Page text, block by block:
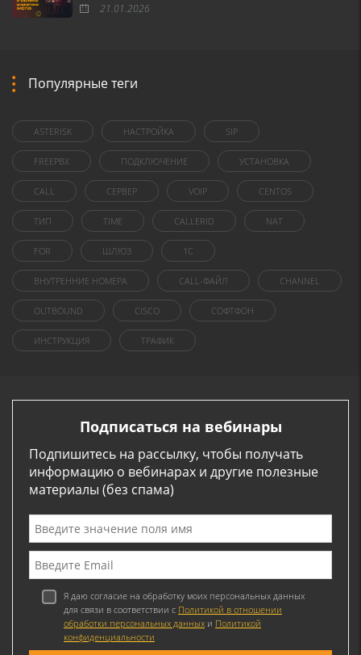
21.01.2026
Популярные теги
ASTERISK НАСТРОЙКА SIP
FREEPBX ПОДКЛЮЧЕНИЕ УСТАНОВКА
CALL СЕРВЕР VOIP CENTOS
ТИП TIME CALLERID NAT
FOR ШЛЮЗ 1C
ВНУТРЕННИЕ НОМЕРА CALL-ФАЙЛ CHANNEL
OUTBOUND CISCO СОФТФОН
ИНСТРУКЦИЯ ТРАФИК
Подписаться на вебинары
Подпишитесь на рассылку, чтобы получать
информацию о вебинарах и другие полезные
материалы (без спама)
Я даю согласие на обработку моих персональных данных
для связи в соответствии с Политикой в отношении
обработки персональных данных и Политикой
конфиденциальности